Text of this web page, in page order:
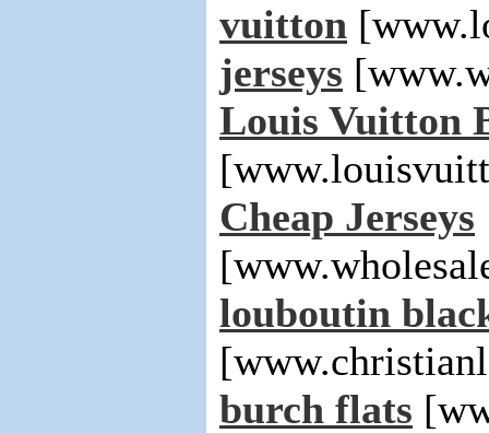
vuitton
jerseys
Louis Vuitton
Cheap Jerseys
louboutin
burch flats